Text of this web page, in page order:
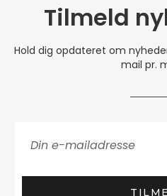
Tilmeld
Hold dig opdateret om
mail pr.